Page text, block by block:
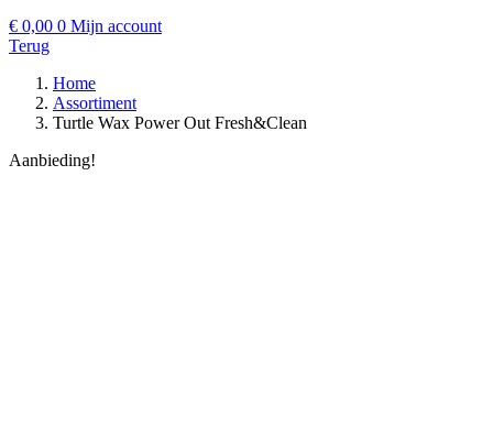
€ 0,00 0 Mijn account
Terug
Home
Assortiment
Turtle Wax Power Out Fresh&Clean
Aanbieding!